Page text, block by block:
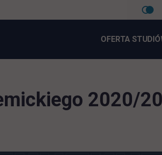
nawigacje
OFERTA
2020/